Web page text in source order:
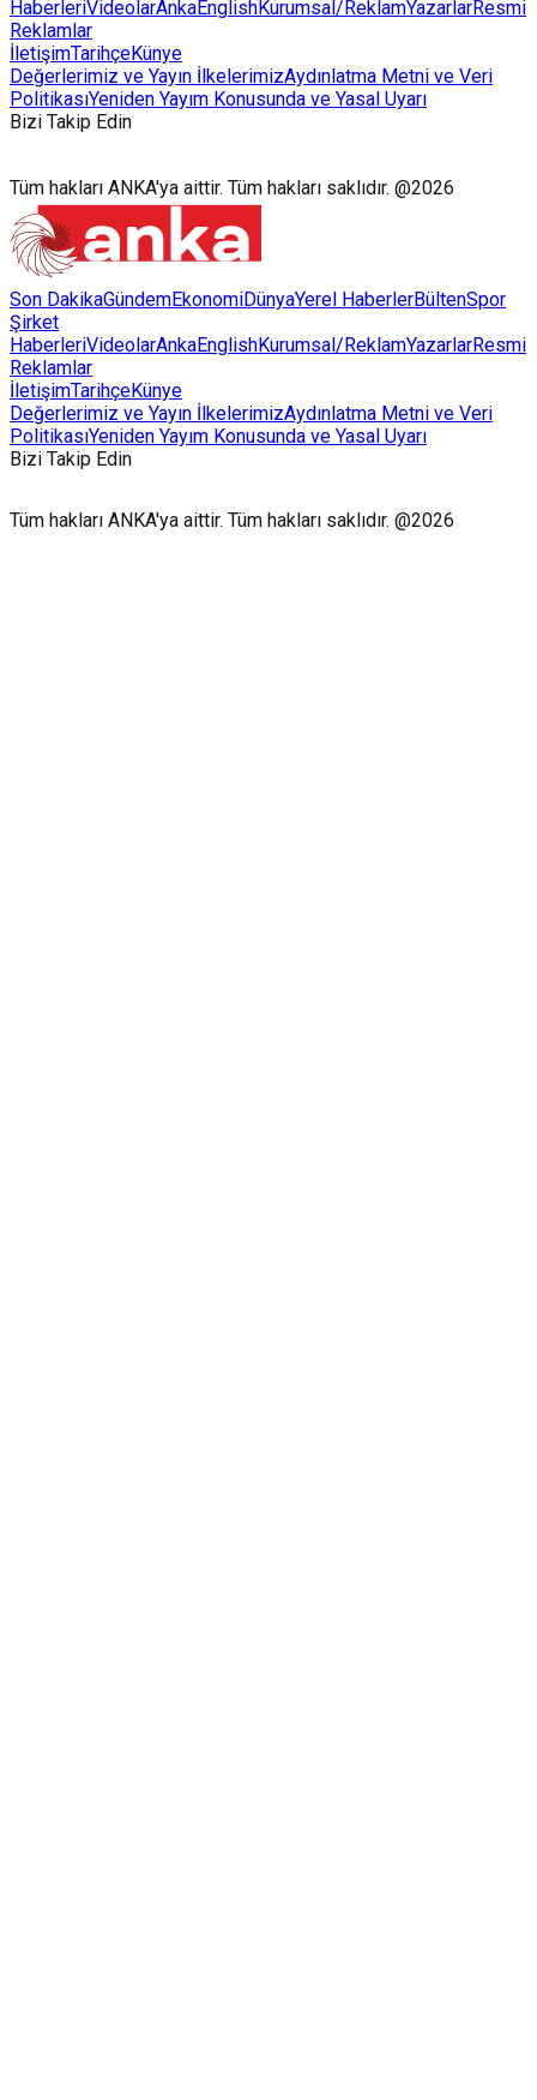
HaberleriVideolarAnkaEnglishKurumsal/ReklamYazarlarResmi
Reklamlar
İletişimTarihçeKünye
Değerlerimiz ve Yayın İlkelerimizAydınlatma Metni ve Veri
PolitikasıYeniden Yayım Konusunda ve Yasal Uyarı
Bizi Takip Edin
Tüm hakları ANKA'ya aittir. Tüm hakları saklıdır. @2026
Son DakikaGündemEkonomiDünyaYerel HaberlerBültenSpor
Şirket
HaberleriVideolarAnkaEnglishKurumsal/ReklamYazarlarResmi
Reklamlar
İletişimTarihçeKünye
Değerlerimiz ve Yayın İlkelerimizAydınlatma Metni ve Veri
PolitikasıYeniden Yayım Konusunda ve Yasal Uyarı
Bizi Takip Edin
Tüm hakları ANKA'ya aittir. Tüm hakları saklıdır. @2026